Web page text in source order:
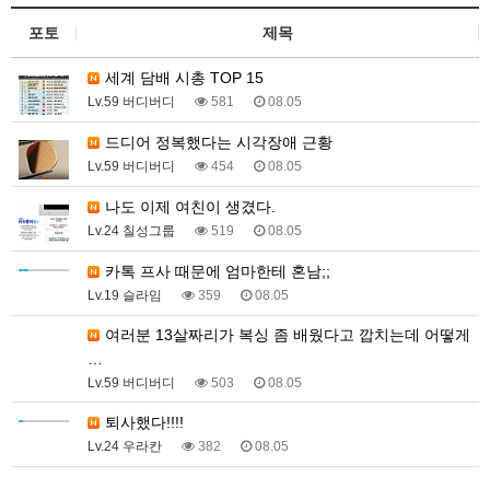
포토 제목
세계 담배 시총 TOP 15
Lv.59 버디버디 581 08.05
드디어 정복했다는 시각장애 근황
Lv.59 버디버디 454 08.05
나도 이제 여친이 생겼다.
Lv.24 칠성그룹 519 08.05
카톡 프사 때문에 엄마한테 혼남;;
Lv.19 슬라임 359 08.05
Lv.59 버디버디 503 08.05
퇴사했다!!!!
Lv.24 우라칸 382 08.05